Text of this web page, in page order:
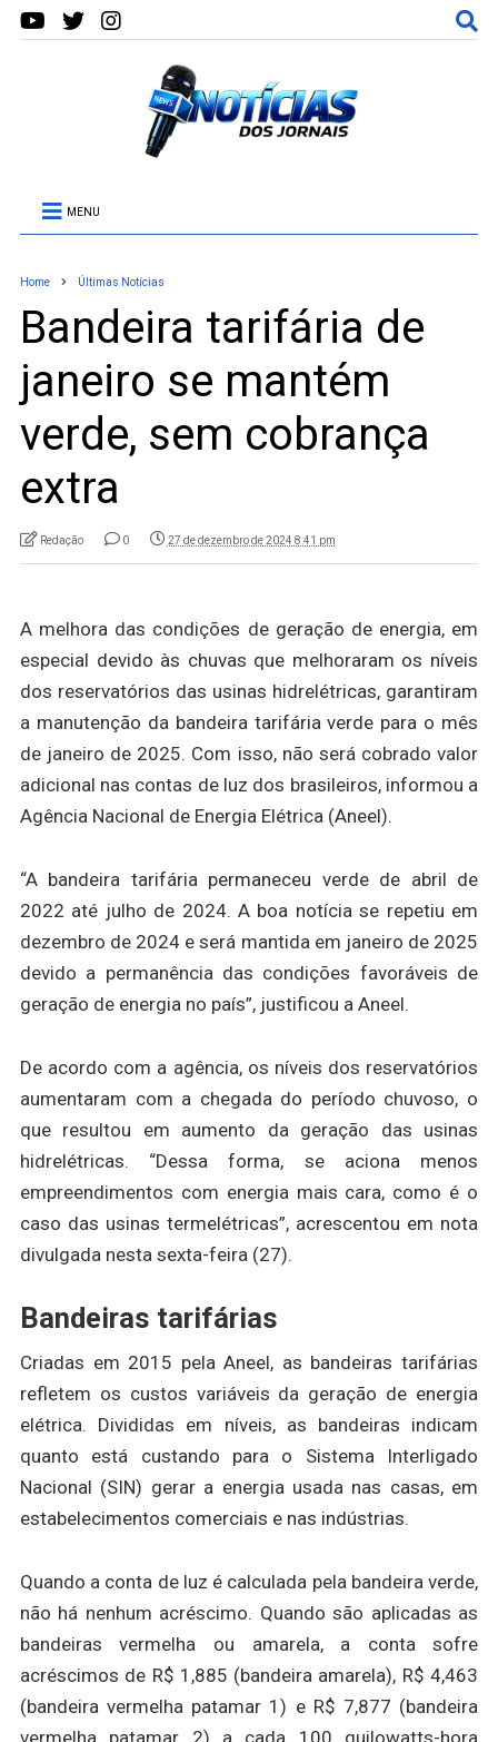
MENU
Home Últimas Notícias
Bandeira tarifária de
janeiro se mantém
verde, sem cobrança
extra
Redação 0 27 de dezembro de 2024 8:41 pm
A melhora das condições de geração de energia, em
especial devido às chuvas que melhoraram os níveis
dos reservatórios das usinas hidrelétricas, garantiram
a manutenção da bandeira tarifária verde para o mês
de janeiro de 2025. Com isso, não será cobrado valor
adicional nas contas de luz dos brasileiros, informou a
Agência Nacional de Energia Elétrica (Aneel).
“A bandeira tarifária permaneceu verde de abril de
2022 até julho de 2024. A boa notícia se repetiu em
dezembro de 2024 e será mantida em janeiro de 2025
devido a permanência das condições favoráveis de
geração de energia no país”, justificou a Aneel.
De acordo com a agência, os níveis dos reservatórios
aumentaram com a chegada do período chuvoso, o
que resultou em aumento da geração das usinas
hidrelétricas. “Dessa forma, se aciona menos
empreendimentos com energia mais cara, como é o
caso das usinas termelétricas”, acrescentou em nota
divulgada nesta sexta-feira (27).
Bandeiras tarifárias
Criadas em 2015 pela Aneel, as bandeiras tarifárias
refletem os custos variáveis da geração de energia
elétrica. Divididas em níveis, as bandeiras indicam
quanto está custando para o Sistema Interligado
Nacional (SIN) gerar a energia usada nas casas, em
estabelecimentos comerciais e nas indústrias.
Quando a conta de luz é calculada pela bandeira verde,
não há nenhum acréscimo. Quando são aplicadas as
bandeiras vermelha ou amarela, a conta sofre
acréscimos de R$ 1,885 (bandeira amarela), R$ 4,463
(bandeira vermelha patamar 1) e R$ 7,877 (bandeira